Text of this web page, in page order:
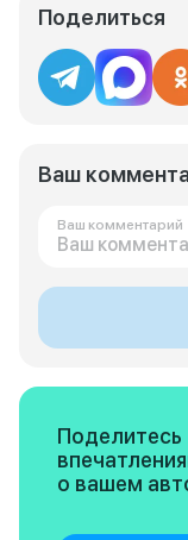
Поделиться
Ваш
Ваш комментарий
Поделитесь
о вашем